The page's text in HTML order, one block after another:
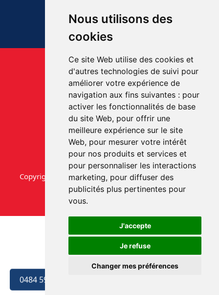
Nous utilisons des
cookies
Ce site Web utilise des cookies et
d'autres technologies de suivi pour
améliorer votre expérience de
navigation aux fins suivantes : pour
activer les fonctionnalités de base
du site Web, pour offrir une
meilleure expérience sur le site
Web, pour mesurer votre intérêt
pour nos produits et services et
pour personnaliser les interactions
marketing, pour diffuser des
publicités plus pertinentes pour
vous.
J'accepte
Je refuse
Changer mes préférences
0484 59 07 89
Copyright © aab-videmaison.be. Tous droits réservés.